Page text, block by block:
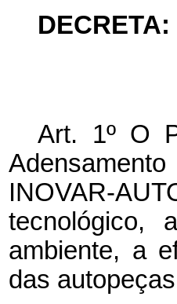
DECRETA:
Art. 1º O
INOVAR-
tecnológico,
ambiente, a
das